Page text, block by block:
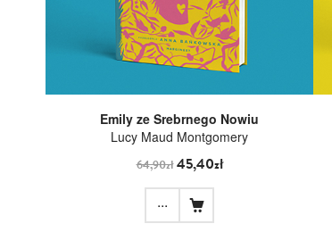
Emily ze Srebrnego Nowiu
Lucy Maud Montgomery
64,90zł45,40zł
...